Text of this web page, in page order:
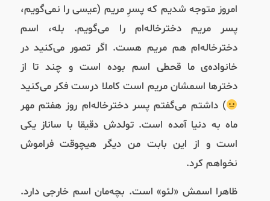
امروز متوجه شدیم که پسرِ مریم (عیسی را نمی‌گویم،
پسر مریم دخترخاله‌ام را می‌گویم. بله،‌ اسم
دختر‌خاله‌ام هم مریم هست. اگر تصور می‌کنید در
خانواده‌ی ما قحطی اسم بوده است و چند تا از
دختر‌ها اسمشان مریم است کاملا درست فکر می‌کنید
) داشتم می‌گفتم پسر دختر‌خاله‌ام روز هفتم مهر
ماه به دنیا آمده است. تولدش دقیقا با ساناز یکی
است و از این بابت من دیگر هیچوقت فراموش
نخواهم کرد.
ظاهرا اسمش «لئو» است. بچه‌مان اسم خارجی دارد.